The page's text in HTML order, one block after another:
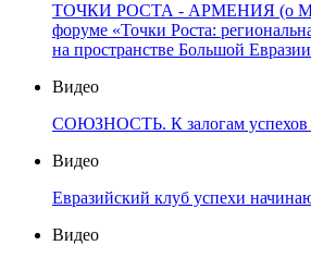
ТОЧКИ РОСТА - АРМЕНИЯ (о
форуме «Точки Роста:
на пространстве Большой
Видео
СОЮЗНОСТЬ. К залогам успехов
Видео
Евразийский клуб успехи
Видео